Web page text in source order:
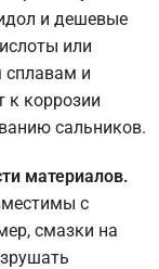
и дешевые
или
сплавам и
к коррозии
сальников.
материалов.
с
смазки на